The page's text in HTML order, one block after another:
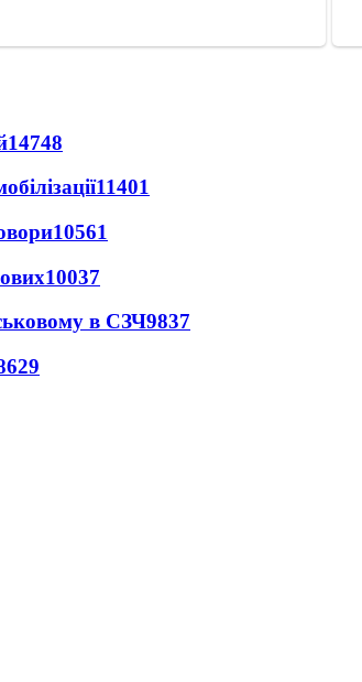
14748
11401
10561
10037
в СЗЧ9837